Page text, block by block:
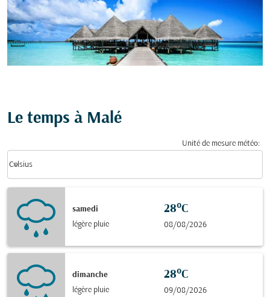
Le temps à Malé
Unité de mesure météo:
Celsius
keyboard_arrow_down
samedi
légère pluie
28°C
08/08/2026
dimanche
légère pluie
28°C
09/08/2026